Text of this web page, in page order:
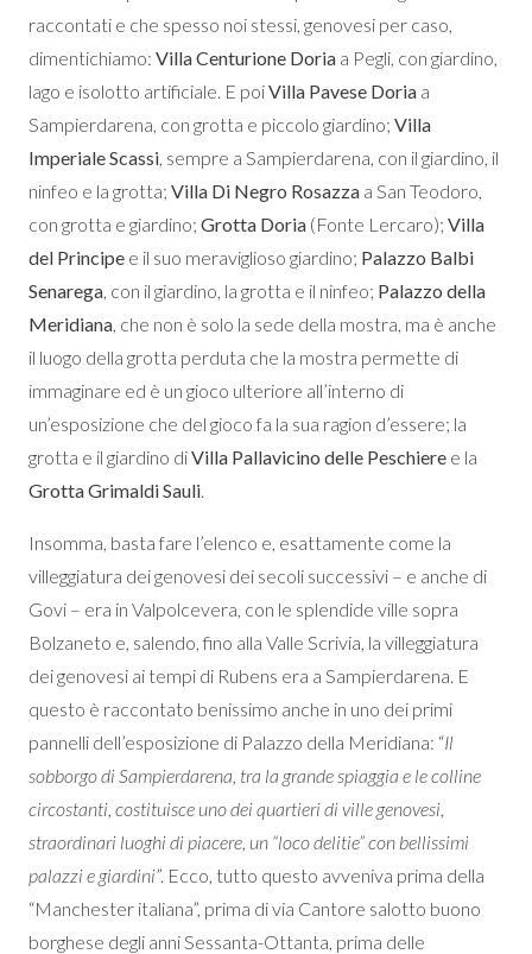
raccontati e che spesso noi stessi, genovesi per caso,
dimentichiamo: Villa Centurione Doria a Pegli, con giardino,
lago e isolotto artificiale. E poiVilla Pavese Doria a
Sampierdarena, con grotta e piccolo giardino; Villa
Imperiale Scassi , sempre a Sampierdarena, con il giardino, il
ninfeo e la grotta; Villa Di Negro Rosazza a San Teodoro,
con grotta e giardino; Grotta Doria (Fonte Lercaro); Villa
del Principe e il suo meraviglioso giardino; Palazzo Balbi
Senarega , con il giardino, la grotta e il ninfeo; Palazzo della
Meridiana , che non è solo la sede della mostra, ma è anche
il luogo della grotta perduta che la mostra permette di
immaginare ed è un gioco ulteriore all’interno di
un’esposizione che del gioco fa la sua ragion d’essere; la
grotta e il giardino diVilla Pallavicino delle Peschiere e la
Grotta Grimaldi Sauli
Insomma, basta fare l’elenco e, esattamente come la
villeggiatura dei genovesi dei secoli successivi – e anche di
Govi – era in Valpolcevera, con le splendide ville sopra
Bolzaneto e, salendo, fino alla Valle Scrivia, la villeggiatura
dei genovesi ai tempi di Rubens era a Sampierdarena. E
questo è raccontato benissimo anche in uno dei primi
pannelli dell’esposizione di Palazzo della Meridiana: “Il
sobborgo di Sampierdarena, tra la grande spiaggia e le colline
circostanti, costituisce uno dei quartieri di ville genovesi,
straordinari luoghi di piacere, un “loco delitie” con bellissimi
palazzi e giardini”. Ecco, tutto questo avveniva prima della
“Manchester italiana”, prima di via Cantore salotto buono
borghese degli anni Sessanta-Ottanta, prima delle